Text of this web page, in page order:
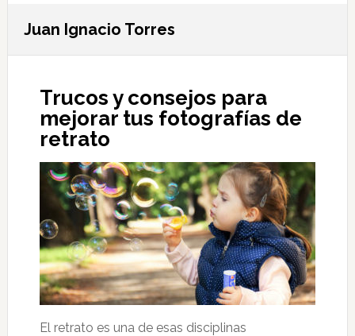
Juan Ignacio Torres
Trucos y consejos para
mejorar tus fotografías de
retrato
El retrato es una de esas disciplinas